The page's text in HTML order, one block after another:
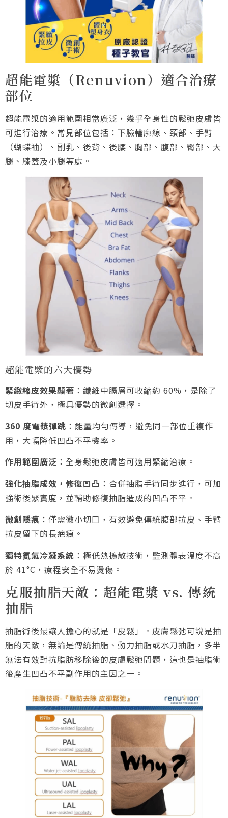
超能電漿（Renuvion）適合治療
部位
超能電漿的適用範圍相當廣泛，幾乎全身性的鬆弛皮膚皆
可進行治療。常見部位包括：下臉輪廓線、頸部、手臂
（蝴蝶袖）、副乳、後背、後腰、胸部、腹部、臀部、大
腿、膝蓋及小腿等處。
超能電漿的六大優勢
緊緻縮皮效果顯著 ：纖維中膈層可收縮約 60%，是除了
切皮手術外，極具優勢的微創選擇。
360 度電漿彈跳 ：能量均勻傳導，避免同一部位重複作
用，大幅降低凹凸不平機率。
作用範圍廣泛 ：全身鬆弛皮膚皆可適用緊縮治療。
強化抽脂成效，修復凹凸 ：合併抽脂手術同步進行，可加
強術後緊實度，並輔助修復抽脂造成的凹凸不平。
微創隱痕 ：僅需微小切口，有效避免傳統腹部拉皮、手臂
拉皮留下的長疤痕。
獨特氦氣冷凝系統 ：極低熱擴散技術，監測體表溫度不高
於 41°C，療程安全不易燙傷。
克服抽脂天敵：超能電漿 vs. 傳統
抽脂
抽脂術後最讓人擔心的就是「皮鬆」。皮膚鬆弛可說是抽
脂的天敵，無論是傳統抽脂、動力抽脂或水刀抽脂，多半
無法有效對抗脂肪移除後的皮膚鬆弛問題，這也是抽脂術
後產生凹凸不平副作用的主因之一。